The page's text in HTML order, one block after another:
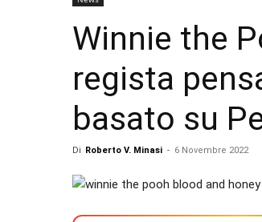
Winnie the
regista
basato su
Di Roberto V. Minasi - 6 Novembre 2022